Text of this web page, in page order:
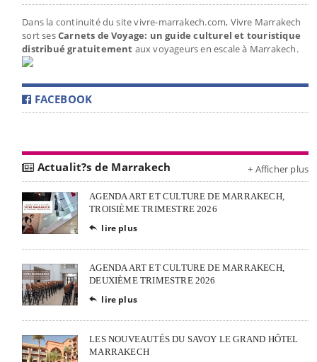
Dans la continuité du site vivre-marrakech.com, Vivre Marrakech
sort sesCarnets de Voyage: un guide culturel et touristique
distribué gratuitement aux voyageurs en escale à Marrakech.
FACEBOOK
Actualit?s de Marrakech + Afficher plus
AGENDA ART ET CULTURE DE MARRAKECH,
TROISIÈME TRIMESTRE 2026
 lire plus
AGENDA ART ET CULTURE DE MARRAKECH,
DEUXIÈME TRIMESTRE 2026
 lire plus
LES NOUVEAUTÉS DU SAVOY LE GRAND HÔTEL
MARRAKECH